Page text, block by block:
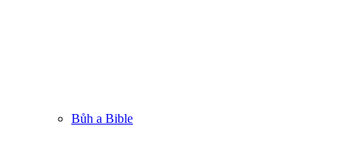
Bůh a Bible